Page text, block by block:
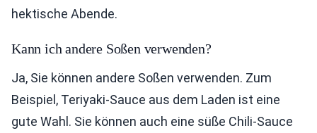
hektische Abende.
Kann ich andere Soßen verwenden?
Ja, Sie können andere Soßen verwenden. Zum
Beispiel, Teriyaki-Sauce aus dem Laden ist eine
gute Wahl. Sie können auch eine süße Chili-Sauce